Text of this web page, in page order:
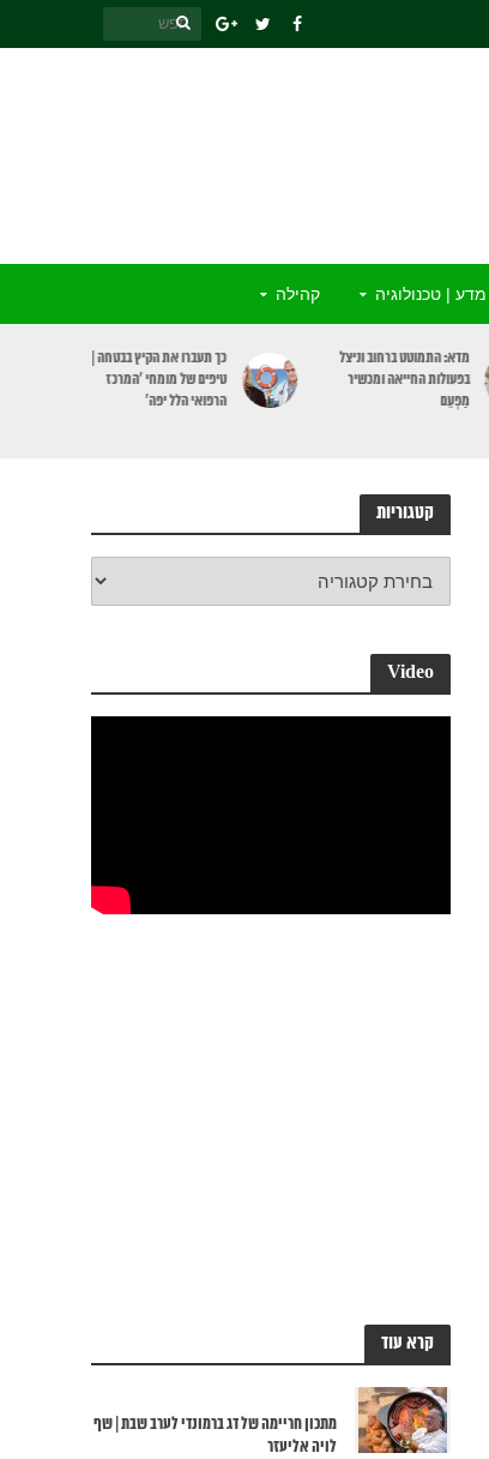
מדע | טכנולוגיה קהילה
כך תעברו את הקיץ בבטחה |
טיפים של מומחי ‘המרכז
הרפואי הלל יפה’
אבטיח, כולו בריאות: מקור
לחומרים מזינים וגם תורם
לבריאות הלב
קטגוריות
Video
קרא עוד
מתכון חריימה של דג ברמונדי לערב שבת | שף
לויה אליעזר